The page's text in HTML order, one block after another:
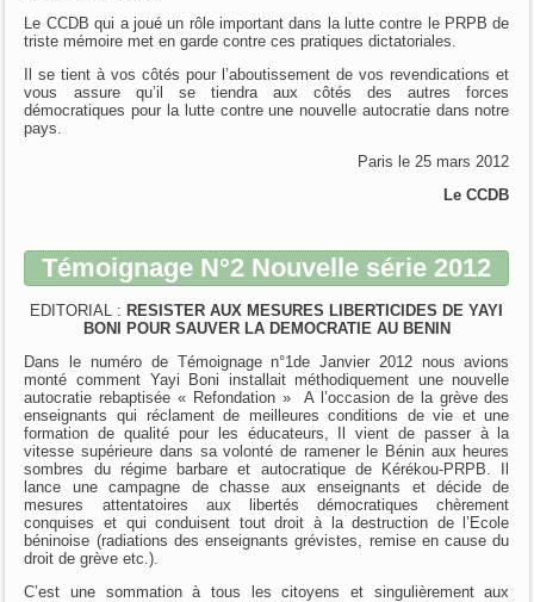
Le CCDB qui a joué un rôle important dans la lutte contre le PRPB de
triste mémoire met en garde contre ces pratiques dictatoriales.
Il se tient à vos côtés pour l’aboutissement de vos revendications et
vous assure qu’il se tiendra aux côtés des autres forces
démocratiques pour la lutte contre une nouvelle autocratie dans notre
pays.
Paris le 25 mars 2012
Le CCDB
Témoignage N°2 Nouvelle série 2012
EDITORIAL :RESISTER AUX MESURES LIBERTICIDES DE YAYI
BONI POUR SAUVER LA DEMOCRATIE AU BENIN
Dans le numéro de Témoignage n°1de Janvier 2012 nous avions
monté comment Yayi Boni installait méthodiquement une nouvelle
autocratie rebaptisée « Refondation » A l’occasion de la grève des
enseignants qui réclament de meilleures conditions de vie et une
formation de qualité pour les éducateurs, Il vient de passer à la
vitesse supérieure dans sa volonté de ramener le Bénin aux heures
sombres du régime barbare et autocratique de Kérékou-PRPB. Il
lance une campagne de chasse aux enseignants et décide de
mesures attentatoires aux libertés démocratiques chèrement
conquises et qui conduisent tout droit à la destruction de l’Ecole
béninoise (radiations des enseignants grévistes, remise en cause du
droit de grève etc.).
C’est une sommation à tous les citoyens et singulièrement aux